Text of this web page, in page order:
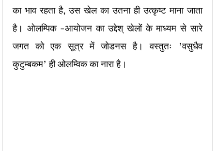
का भाव रहता है, उस खेल का उतना ही उत्कृष्ट माना जाता
है। ओलम्पिक -आयोजन का उद्देश् खेलों के माध्यम से सारे
जगत को एक सूत्र में जोडनस है। वस्तुतः ’वसुधैव
कुटुम्बकम’ ही ओलम्विक का नारा है।